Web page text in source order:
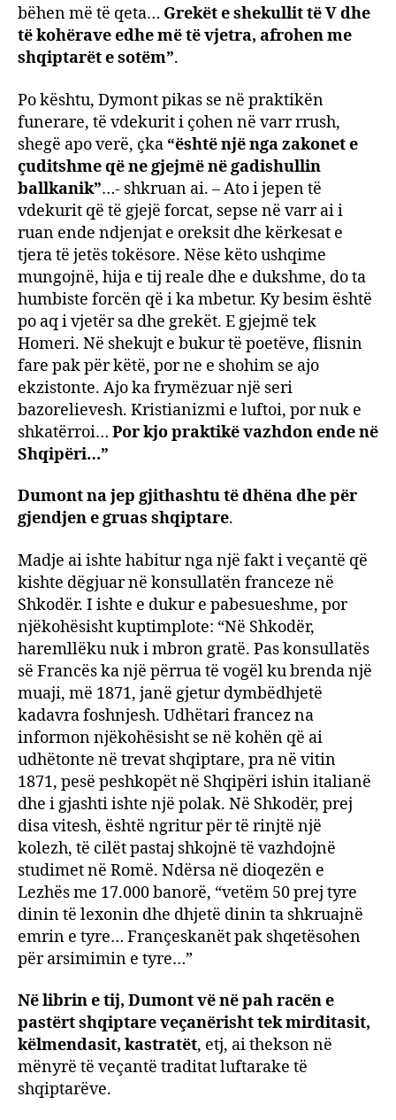
bëhen më të qeta… Grekët e shekullit të V dhe
të kohërave edhe më të vjetra, afrohen me
shqiptarët e sotëm”.
Po kështu, Dymont pikas se në praktikën
funerare, të vdekurit i çohen në varr rrush,
shegë apo verë, çka “është një nga zakonet e
çuditshme që ne gjejmë në gadishullin
ballkanik”…- shkruan ai. – Ato i jepen të
vdekurit që të gjejë forcat, sepse në varr ai i
ruan ende ndjenjat e oreksit dhe kërkesat e
tjera të jetës tokësore. Nëse këto ushqime
mungojnë, hija e tij reale dhe e dukshme, do ta
humbiste forcën që i ka mbetur. Ky besim është
po aq i vjetër sa dhe grekët. E gjejmë tek
Homeri. Në shekujt e bukur të poetëve, flisnin
fare pak për këtë, por ne e shohim se ajo
ekzistonte. Ajo ka frymëzuar një seri
bazorelievesh. Kristianizmi e luftoi, por nuk e
shkatërroi… Por kjo praktikë vazhdon ende në
Shqipëri…”
Dumont na jep gjithashtu të dhëna dhe për
gjendjen e gruas shqiptare.
Madje ai ishte habitur nga një fakt i veçantë që
kishte dëgjuar në konsullatën franceze në
Shkodër. I ishte e dukur e pabesueshme, por
njëkohësisht kuptimplote: “Në Shkodër,
haremllëku nuk i mbron gratë. Pas konsullatës
së Francës ka një përrua të vogël ku brenda një
muaji, më 1871, janë gjetur dymbëdhjetë
kadavra foshnjesh. Udhëtari francez na
informon njëkohësisht se në kohën që ai
udhëtonte në trevat shqiptare, pra në vitin
1871, pesë peshkopët në Shqipëri ishin italianë
dhe i gjashti ishte një polak. Në Shkodër, prej
disa vitesh, është ngritur për të rinjtë një
kolezh, të cilët pastaj shkojnë të vazhdojnë
studimet në Romë. Ndërsa në dioqezën e
Lezhës me 17.000 banorë, “vetëm 50 prej tyre
dinin të lexonin dhe dhjetë dinin ta shkruajnë
emrin e tyre… Françeskanët pak shqetësohen
për arsimimin e tyre…”
Në librin e tij, Dumont vë në pah racën e
pastërt shqiptare veçanërisht tek mirditasit,
këlmendasit, kastratët, etj, ai thekson në
mënyrë të veçantë traditat luftarake të
shqiptarëve.